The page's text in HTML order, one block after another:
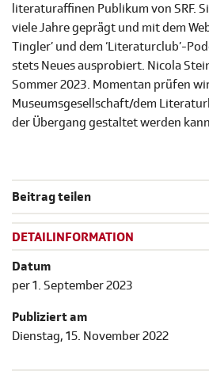
literaturaffinen Publikum von SRF.
viele Jahre geprägt und mit dem
Tingler’ und dem ‘Literaturclub’-
stets Neues ausprobiert. Nicola
Sommer 2023. Momentan prüfen
Museumsgesellschaft/dem
der Übergang gestaltet werden
Beitrag teilen
DETAILINFORMATION
Datum
per 1. September 2023
Publiziert am
Dienstag, 15. November 2022